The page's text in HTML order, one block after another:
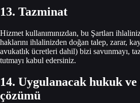
13. Tazminat
Hizmet kullanımınızdan, bu Şartları
haklarını ihlalinizden doğan talep, zarar,
avukatlık ücretleri dahil) bizi savunmayı,
tutmayı kabul edersiniz.
14. Uygulanacak hukuk ve
çözümü